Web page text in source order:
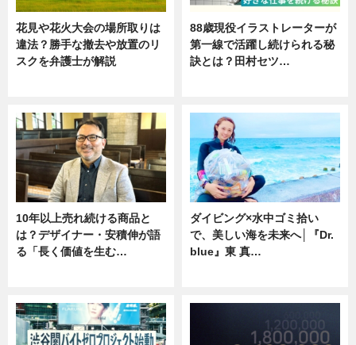
花見や花火大会の場所取りは
違法？勝手な撤去や放置のリ
スクを弁護士が解説
88歳現役イラストレーターが
第一線で活躍し続けられる秘
訣とは？田村セツ…
10年以上売れ続ける商品と
は？デザイナー・安積伸が語
る「長く価値を生む…
ダイビング×水中ゴミ拾い
で、美しい海を未来へ│『Dr.
blue』東 真…